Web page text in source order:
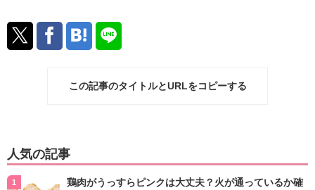
この記事のタイトルとURLをコピーする
人気の記事
鶏肉がうっすらピンクは大丈夫？火が通っているか確